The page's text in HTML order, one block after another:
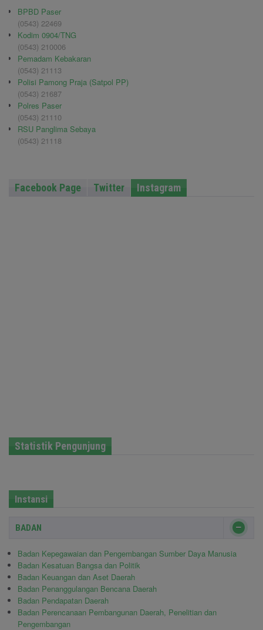
BPBD Paser
(0543) 22469
Kodim 0904/TNG
(0543) 210006
Pemadam Kebakaran
(0543) 21113
Polisi Pamong Praja (Satpol PP)
(0543) 21687
Polres Paser
(0543) 21110
RSU Panglima Sebaya
(0543) 21118
Facebook Page Twitter Instagram
Statistik Pengunjung
Instansi
BADAN
Badan Kepegawaian dan Pengembangan Sumber Daya Manusia
Badan Kesatuan Bangsa dan Politik
Badan Keuangan dan Aset Daerah
Badan Penanggulangan Bencana Daerah
Badan Pendapatan Daerah
Badan Perencanaan Pembangunan Daerah, Penelitian dan
Pengembangan